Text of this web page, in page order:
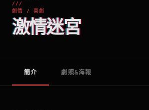
///
劇情 / 喜劇
激情迷宮
簡介 劇照&海報